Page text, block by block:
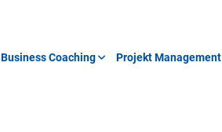
Business Coaching Projekt Management